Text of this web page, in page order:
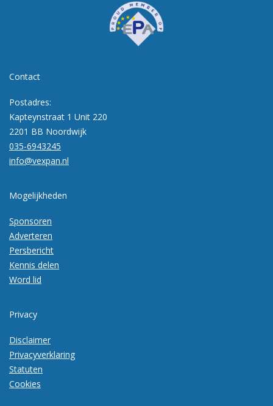
Contact
Postadres:
Kapteynstraat 1 Unit 220
2201 BB Noordwijk
035-6943245
info@vexpan.nl
Mogelijkheden
Sponsoren
Adverteren
Persbericht
Kennis delen
Word lid
Privacy
Disclaimer
Privacyverklaring
Statuten
Cookies